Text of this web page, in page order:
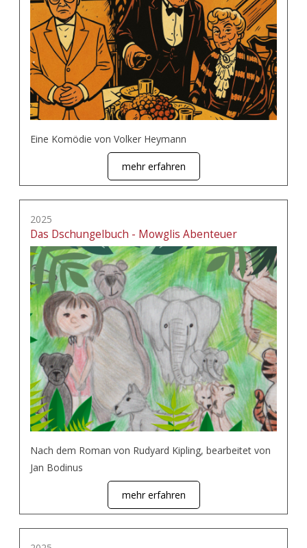
Eine Komödie von Volker Heymann
mehr erfahren
2025
Das Dschungelbuch - Mowglis Abenteuer
Nach dem Roman von Rudyard Kipling, bearbeitet von
Jan Bodinus
mehr erfahren